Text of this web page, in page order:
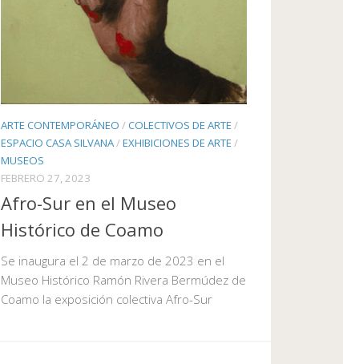
ARTE CONTEMPORÁNEO /COLECTIVOS DE ARTE /
ESPACIO CASA SILVANA/EXHIBICIONES DE ARTE /
MUSEOS
FEBRERO 27, 2023
Afro-Sur en el Museo
Histórico de Coamo
Se inaugura el 2 de marzo de 2023 en el
Museo Histórico Ramón Rivera Bermúdez de
Coamo la exposición colectiva Afro-Sur